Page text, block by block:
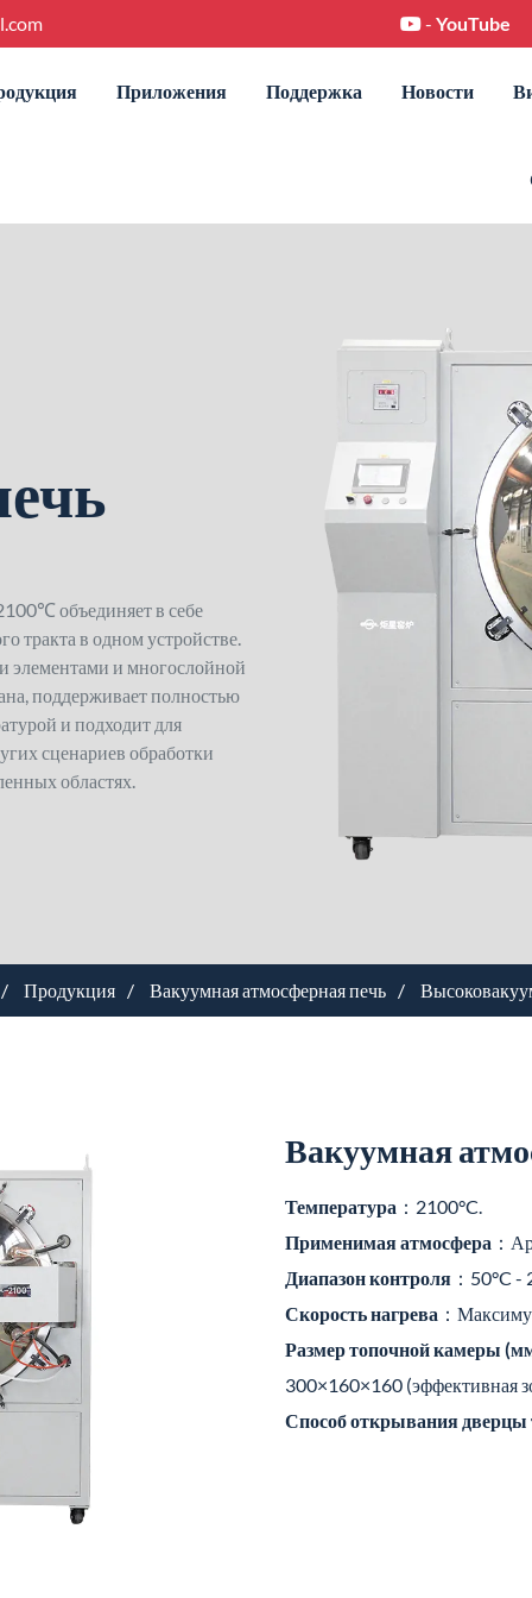
- YouTube
Приложения Поддержка Новости
объединяет в себе
тракта в одном устройстве.
элементами и многослойной
поддерживает полностью
и подходит для
сценариев обработки
областях.
Продукция Вакуумная атмосферная печь
Вакуумная
Температура ：2100°C.
Применимая атмосфера ：
Диапазон контроля ：50°C -
Скорость нагрева ：
Размер топочной камеры
300×160×160 (эффективная
Способ открывания дверцы